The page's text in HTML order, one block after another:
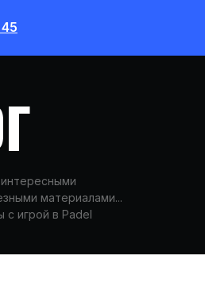
материалами...
с игрой в Padel